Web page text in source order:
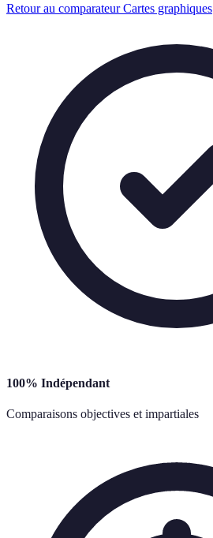
Retour au comparateur Cartes graphiques
100% Indépendant
Comparaisons objectives et impartiales